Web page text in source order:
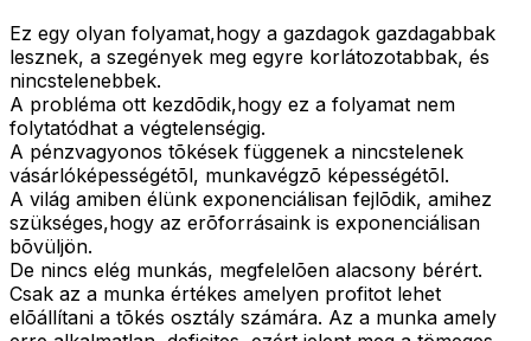
Ez egy olyan folyamat,hogy a gazdagok gazdagabbak
lesznek, a szegények meg egyre korlátozotabbak, és
nincstelenebbek.
A probléma ott kezdõdik,hogy ez a folyamat nem
folytatódhat a végtelenségig.
A pénzvagyonos tõkések függenek a nincstelenek
vásárlóképességétõl, munkavégzõ képességétõl.
A világ amiben élünk exponenciálisan fejlõdik, amihez
szükséges,hogy az erõforrásaink is exponenciálisan
bõvüljön.
De nincs elég munkás, megfelelõen alacsony bérért.
Csak az a munka értékes amelyen profitot lehet
elõállítani a tõkés osztály számára. Az a munka amely